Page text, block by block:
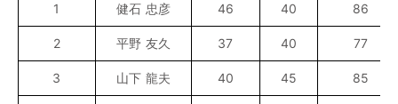
1 健石 忠彦 46 40 86
2 平野 友久 37 40 77
3 山下 龍夫 40 45 85